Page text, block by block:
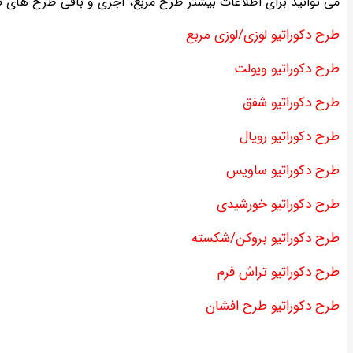
طرح دکوراتیو لوزی/لوزی مربع
طرح دکوراتیو ویولت
طرح دکوراتیو شفق
طرح دکوراتیو رویال
طرح دکوراتیو ساویس
طرح دکوراتیو خورشیدی
طرح دکوراتیو بروکن/شکسته
طرح دکوراتیو تراش فرم
طرح دکوراتیو طرح افشان